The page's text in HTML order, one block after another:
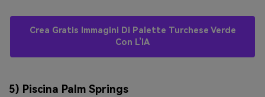
Crea Gratis Immagini Di Palette Turchese Verde
Con L’IA
5) Piscina Palm Springs